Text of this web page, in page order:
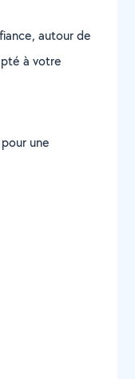
autour de
à votre
une